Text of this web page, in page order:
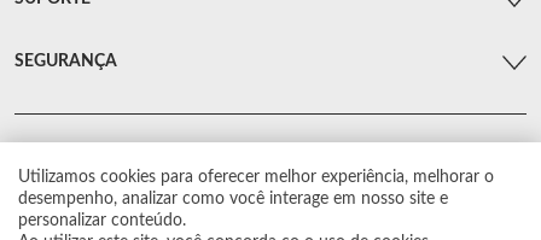
Utilizamos cookies para oferecer melhor experiência, melhorar o
desempenho, analizar como você interage em nosso site e
personalizar conteúdo.
SEGURANÇA
© Arsenal Car. Todos os direitos reservados.
Proibida reprodução total ou parcial. Preços e estoque sujeito a alterações sem
aviso prévio.